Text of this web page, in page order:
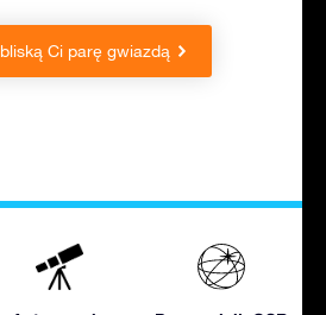
bliską Ci parę gwiazdą